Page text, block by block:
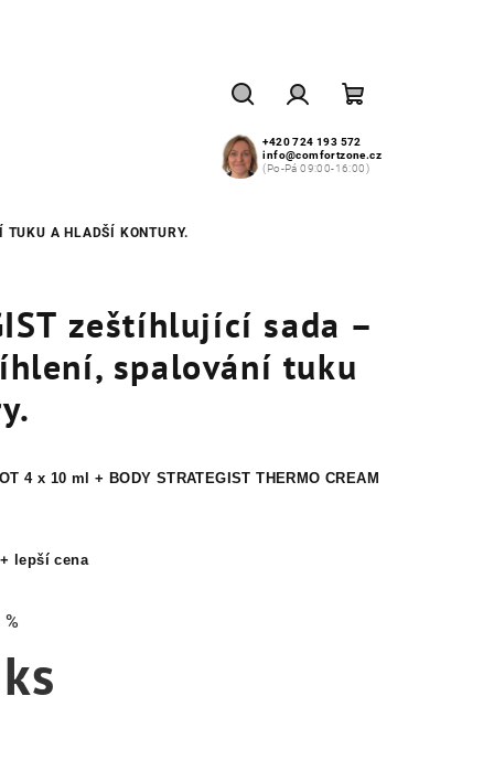
+420 724 193 572
info@comfortzone.cz
(Po-Pá 09:00-16:00)
A HLADŠÍ KONTURY.
zeštíhlující sada –
spalování tuku
4 x 10 ml + BODY STRATEGIST THERMO CREAM
lepší cena